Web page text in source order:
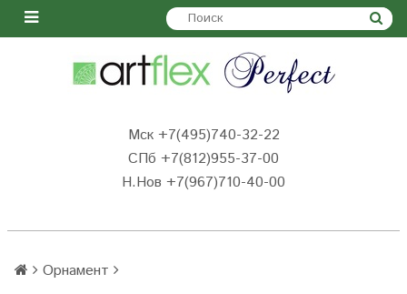
Мск +7(495)740-32-22
СПб +7(812)955-37-00
Н.Нов +7(967)710-40-00
Орнамент